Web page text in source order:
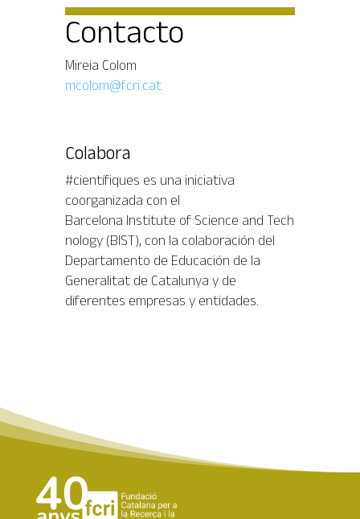
Contacto
Mireia Colom
mcolom@fcri.cat
Colabora
#científiques es una iniciativa
coorganizada con el
Barcelona Institute of Science and Tech
nology(BIST), con la colaboración del
Departamento de Educación de la
Generalitat de Catalunya y de
diferentes empresas y entidades.